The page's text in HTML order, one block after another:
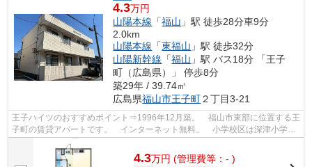
4.3万円
山陽本線 「福山 」駅 徒歩28分車9分
2.0km
山陽本線 「東福山 」駅 徒歩32分
山陽新幹線 「福山 」駅 バス18分 「王子
町（広島県）」 停歩8分
築29年 / 39.74㎡
広島県福山市王子町２丁目3-21
王子ハイツのおすすめポイント⇒1996年12月築。 福山市東部に位置する王
子町の賃貸アパートです。 インターネット無料。 小学校区は深津小学校
です！ 徒歩約8分のところにはコンビ...
4.3万円 (管理費等：- )